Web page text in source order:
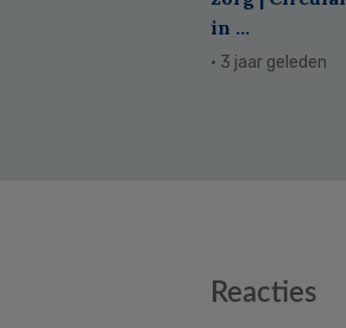
in ...
· 3 jaar geleden
Reacties